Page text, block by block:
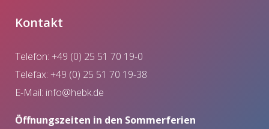
Kontakt
Telefon: +49 (0) 25 51 70 19-0
Telefax: +49 (0) 25 51 70 19-38
E-Mail: info@hebk.de
Öffnungszeiten in den Sommerferien